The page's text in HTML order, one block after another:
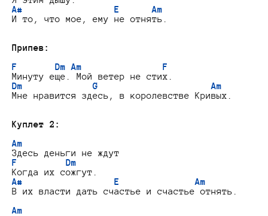
A#
E
Am
И то, что мое, ему не отнять.
Припев:
F
Dm Am
F
Dm
G
Am
Мне нравится здесь, в королевстве Кривых.
Куплет 2:
Am
F
Dm
A#
E
Am
В их власти дать счастье и счастье отнять.
Am